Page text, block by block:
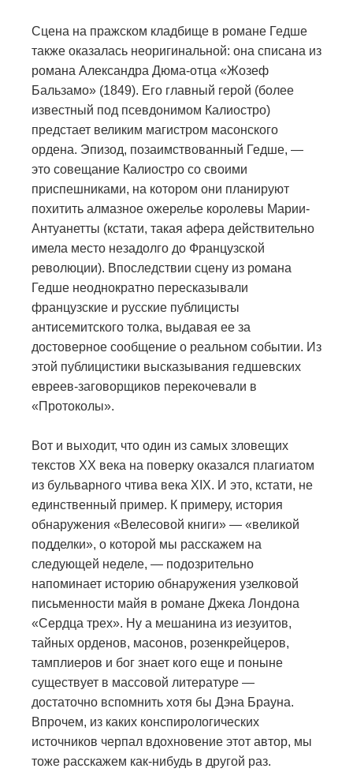
Сцена на пражском кладбище в романе Гедше
также оказалась неоригинальной: она списана из
романа Александра Дюма-отца «Жозеф
Бальзамо» (1849). Его главный герой (более
известный под псевдонимом Калиостро)
предстает великим магистром масонского
ордена. Эпизод, позаимствованный Гедше, —
это совещание Калиостро со своими
приспешниками, на котором они планируют
похитить алмазное ожерелье королевы Марии-
Антуанетты (кстати, такая афера действительно
имела место незадолго до Французской
революции). Впоследствии сцену из романа
Гедше неоднократно пересказывали
французские и русские публицисты
антисемитского толка, выдавая ее за
достоверное сообщение о реальном событии. Из
этой публицистики высказывания гедшевских
евреев-заговорщиков перекочевали в
«Протоколы».
Вот и выходит, что один из самых зловещих
текстов ХХ века на поверку оказался плагиатом
из бульварного чтива века XIX. И это, кстати, не
единственный пример. К примеру, история
обнаружения «Велесовой книги» — «великой
подделки», о которой мы расскажем на
следующей неделе, — подозрительно
напоминает историю обнаружения узелковой
письменности майя в романе Джека Лондона
«Сердца трех». Ну а мешанина из иезуитов,
тайных орденов, масонов, розенкрейцеров,
тамплиеров и бог знает кого еще и поныне
существует в массовой литературе —
достаточно вспомнить хотя бы Дэна Брауна.
Впрочем, из каких конспирологических
источников черпал вдохновение этот автор, мы
тоже расскажем как-нибудь в другой раз.